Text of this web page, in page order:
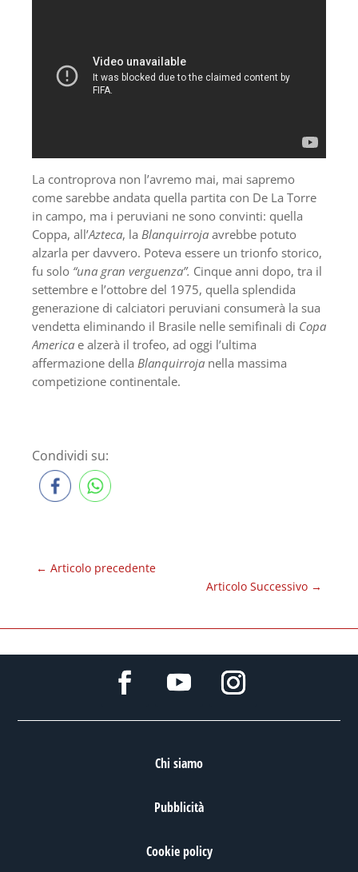
La controprova non l’avremo mai, mai sapremo
come sarebbe andata quella partita con De La Torre
in campo, ma i peruviani ne sono convinti: quella
Coppa, all’Azteca, la Blanquirroja avrebbe potuto
alzarla per davvero. Poteva essere un trionfo storico,
fu solo “una gran verguenza”. Cinque anni dopo, tra il
settembre e l’ottobre del 1975, quella splendida
generazione di calciatori peruviani consumerà la sua
vendetta eliminando il Brasile nelle semifinali di Copa
America e alzerà il trofeo, ad oggi l’ultima
affermazione della Blanquirroja nella massima
competizione continentale.
Condividi su:
← Articolo precedente
Articolo Successivo →
Chi siamo
Pubblicità
Cookie policy